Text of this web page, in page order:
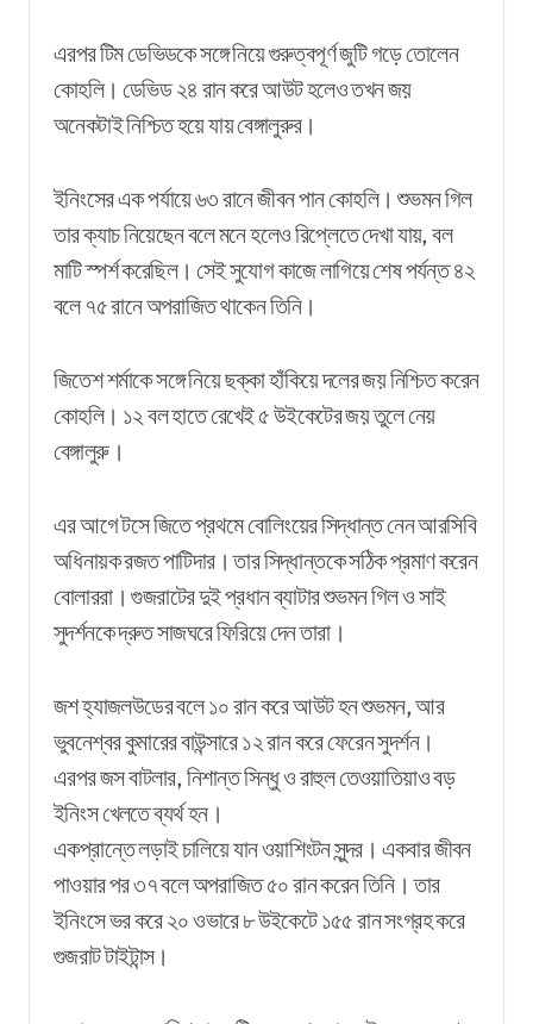
এরপর টিম ডেভিডকে সঙ্গে নিয়ে গুরুত্বপূর্ণ জুটি গড়ে তোলেন
কোহলি। ডেভিড ২৪ রান করে আউট হলেও তখন জয়
অনেকটাই নিশ্চিত হয়ে যায় বেঙ্গালুরুর।
ইনিংসের এক পর্যায়ে ৬৩ রানে জীবন পান কোহলি। শুভমন গিল
তার ক্যাচ নিয়েছেন বলে মনে হলেও রিপ্লেতে দেখা যায়, বল
মাটি স্পর্শ করেছিল। সেই সুযোগ কাজে লাগিয়ে শেষ পর্যন্ত ৪২
বলে ৭৫ রানে অপরাজিত থাকেন তিনি।
জিতেশ শর্মাকে সঙ্গে নিয়ে ছক্কা হাঁকিয়ে দলের জয় নিশ্চিত করেন
কোহলি। ১২ বল হাতে রেখেই ৫ উইকেটের জয় তুলে নেয়
বেঙ্গালুরু।
এর আগে টসে জিতে প্রথমে বোলিংয়ের সিদ্ধান্ত নেন আরসিবি
অধিনায়ক রজত পাটিদার। তার সিদ্ধান্তকে সঠিক প্রমাণ করেন
বোলাররা। গুজরাটের দুই প্রধান ব্যাটার শুভমন গিল ও সাই
সুদর্শনকে দ্রুত সাজঘরে ফিরিয়ে দেন তারা।
জশ হ্যাজলউডের বলে ১০ রান করে আউট হন শুভমন, আর
ভুবনেশ্বর কুমারের বাউন্সারে ১২ রান করে ফেরেন সুদর্শন।
এরপর জস বাটলার, নিশান্ত সিন্ধু ও রাহুল তেওয়াতিয়াও বড়
ইনিংস খেলতে ব্যর্থ হন।
একপ্রান্তে লড়াই চালিয়ে যান ওয়াশিংটন সুন্দর। একবার জীবন
পাওয়ার পর ৩৭ বলে অপরাজিত ৫০ রান করেন তিনি। তার
ইনিংসে ভর করে ২০ ওভারে ৮ উইকেটে ১৫৫ রান সংগ্রহ করে
গুজরাট টাইটান্স।